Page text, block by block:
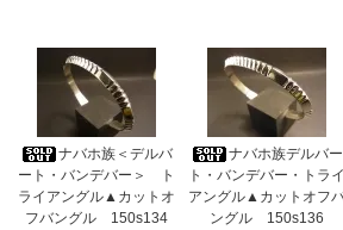
ナバホ族＜デルバ
ート・バンデバー＞ ト
ライアングル▲カットオ
フバングル 150s134
ナバホ族デルバー
ト・バンデバー・トライ
アングル▲カットオフ
ングル 150s136